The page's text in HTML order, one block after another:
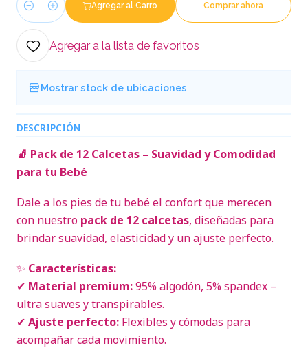
Cantidad
Agregar al Carro Comprar ahora
Agregar a la lista de favoritos
Mostrar stock de ubicaciones
DESCRIPCIÓN
🧦 Pack de 12 Calcetas – Suavidad y Comodidad
para tu Bebé
Dale a los pies de tu bebé el confort que merecen
con nuestro pack de 12 calcetas, diseñadas para
brindar suavidad, elasticidad y un ajuste perfecto.
✨ Características:
✔ Material premium:95% algodón, 5% spandex –
ultra suaves y transpirables.
✔ Ajuste perfecto: Flexibles y cómodas para
acompañar cada movimiento.